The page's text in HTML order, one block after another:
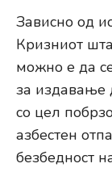
Зависно од
Кризниот
можно е да
за издавање
со цел
азбестен
безбедност